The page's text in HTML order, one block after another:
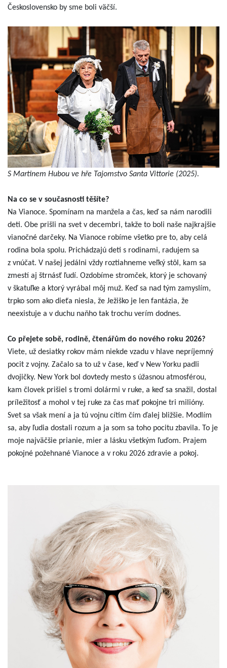
Československo by sme boli väčší.
S Martinem Hubou ve hře Tajomstvo Santa Vittorie (2025).
Na co se v současnosti těšíte?
Na Vianoce. Spomínam na manžela a čas, keď sa nám narodili
deti. Obe prišli na svet v decembri, takže to boli naše najkrajšie
vianočné darčeky. Na Vianoce robíme všetko pre to, aby celá
rodina bola spolu. Prichádzajú deti s rodinami, radujem sa
z vnúčat. V našej jedálni vždy roztiahneme veľký stôl, kam sa
zmestí aj štrnásť ľudí. Ozdobíme stromček, ktorý je schovaný
v škatuľke a ktorý vyrábal môj muž. Keď sa nad tým zamyslím,
trpko som ako dieťa niesla, že Ježiško je len fantázia, že
neexistuje a v duchu naňho tak trochu verím dodnes.
Co přejete sobě, rodině, čtenářům do nového roku 2026?
Viete, už desiatky rokov mám niekde vzadu v hlave nepríjemný
pocit z vojny. Začalo sa to už v čase, keď v New Yorku padli
dvojičky. New York bol dovtedy mesto s úžasnou atmosférou,
kam človek prišiel s tromi dolármi v ruke, a keď sa snažil, dostal
príležitosť a mohol v tej ruke za čas mať pokojne tri milióny.
Svet sa však mení a ja tú vojnu cítim čím ďalej bližšie. Modlím
sa, aby ľudia dostali rozum a ja som sa toho pocitu zbavila. To je
moje najväčšie prianie, mier a lásku všetkým ľuďom. Prajem
pokojné požehnané Vianoce a v roku 2026 zdravie a pokoj.